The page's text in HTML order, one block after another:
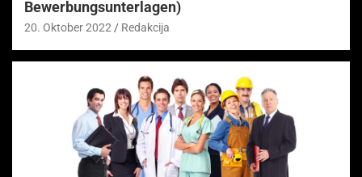
Bewerbungsunterlagen)
20. Oktober 2022 Redakcija